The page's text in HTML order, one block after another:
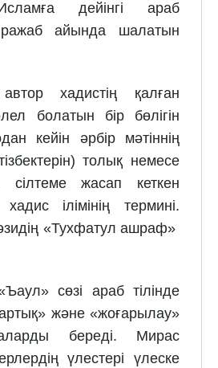
дейінгі араб
ражаб айында шалатын
хадистің қалған
болатын бір бөлігін
кейін әрбір мәтіннің
толық немесе
сілтеме жасап кеткен
ілімінің термині.
«Тухфатул ашраф»
сөзі араб тілінде
және «жоғарылау»
береді. Мирас
үлестері үлеске